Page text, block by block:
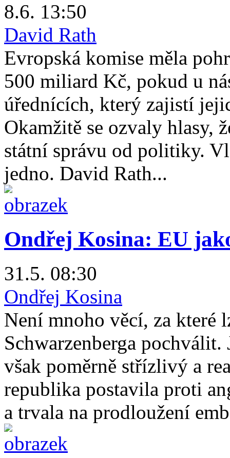
8.6. 13:50
David Rath
Evropská komise měla
500 miliard Kč, pokud u
úřednících, který zajistí
Okamžitě se ozvaly hlasy,
státní správu od politiky.
jedno. David Rath...
Ondřej Kosina: EU
31.5. 08:30
Ondřej Kosina
Není mnoho věcí, za které
Schwarzenberga
však poměrně střízlivý a
republika postavila proti
a trvala na prodloužení